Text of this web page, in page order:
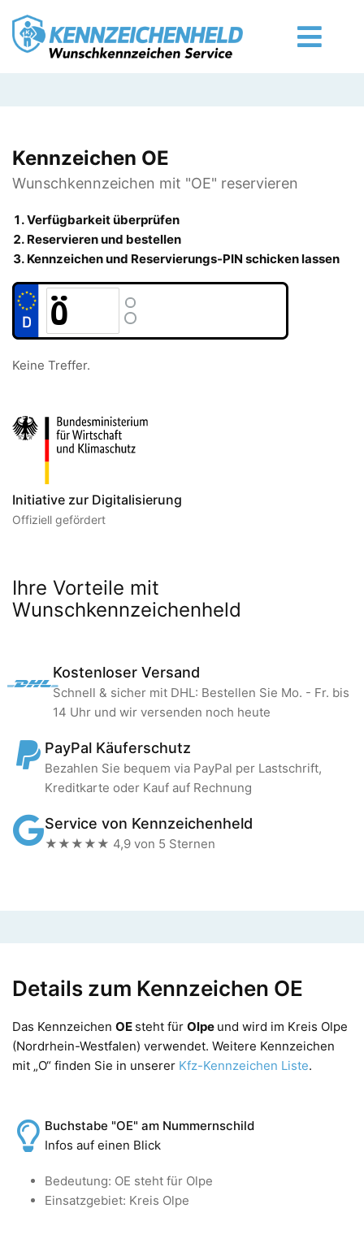
Kennzeichen OE
Wunschkennzeichen mit "OE" reservieren
Verfügbarkeit überprüfen
Reservieren und bestellen
Kennzeichen und Reservierungs-PIN schicken lassen
Keine Treffer.
Initiative zur Digitalisierung
Offiziell gefördert
Ihre Vorteile mit
Wunschkennzeichenheld
Kostenloser Versand
Schnell & sicher mit DHL: Bestellen Sie Mo. - Fr. bis
14 Uhr und wir versenden noch heute
PayPal Käuferschutz
Bezahlen Sie bequem via PayPal per Lastschrift,
Kreditkarte oder Kauf auf Rechnung
Service von Kennzeichenheld
★★★★★ 4,9 von 5 Sternen
Details zum Kennzeichen OE
Das Kennzeichen OE steht für Olpe und wird im Kreis Olpe
(Nordrhein-Westfalen) verwendet. Weitere Kennzeichen
mit „O“ finden Sie in unserer Kfz-Kennzeichen Liste.
Buchstabe "OE" am Nummernschild
Infos auf einen Blick
Bedeutung: OE steht für Olpe
Einsatzgebiet: Kreis Olpe